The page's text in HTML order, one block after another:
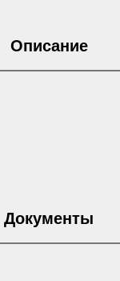
Описание
Документы